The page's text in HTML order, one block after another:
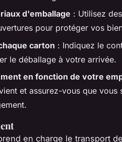
d'emballage : Utilisez
pour protéger vos
carton : Indiquez le
le déballage à votre arrivée.
en fonction de votre
et assurez-vous que vous
en charge le transport